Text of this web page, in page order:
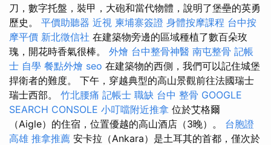
刀，數字托盤，裝甲，大砲和當代物體，說明了堡壘的英勇
歷史。 平價助聽器 近視 柬埔寨簽證 身體按摩課程 台中按
摩平價 新北徵信社 在建築物旁邊的區域種植了數百朵玫
瑰，開花時香氣很棒。 外燴 台中整骨神醫 南屯整骨 記帳
士 自學 餐點外燴 seo 在建築物的西側，我們可以記住城堡
捍衛者的難度。 下午，穿越典型的高山景觀前往法國瑞士
瑞士西部。 竹北腰痛 記帳士 職缺 台中 整骨 GOOGLE
SEARCH CONSOLE 小叮噹附近推拿 位於艾格爾
（Aigle）的住宿，位置優越的高山酒店（3晚）。 台胞證
高雄 推拿推薦 安卡拉（Ankara）是土耳其的首都，僅次於